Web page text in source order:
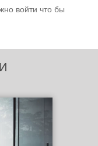
войти что бы